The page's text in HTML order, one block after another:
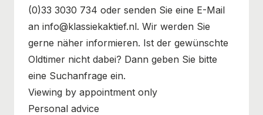
(0)33 3030 734 oder senden Sie eine E-Mail
an info@klassiekaktief.nl. Wir werden Sie
gerne näher informieren. Ist der gewünschte
Oldtimer nicht dabei? Dann geben Sie bitte
eine Suchanfrage ein.
Viewing by appointment only
Personal advice